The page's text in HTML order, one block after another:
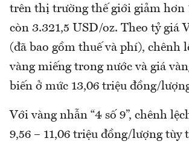
trên thị trường thế giới giảm hơn
còn 3.321,5 USD/oz. Theo tỷ giá
(đã bao gồm thuế và phí), chênh
vàng miếng trong nước và giá
biến ở mức 13,06 triệu đồng/
Với vàng nhẫn “4 số 9”, chênh
9,56 – 11,06 triệu đồng/lượng tùy